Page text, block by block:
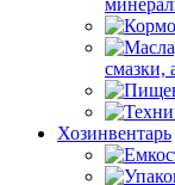
смазки,
Хозинвентарь